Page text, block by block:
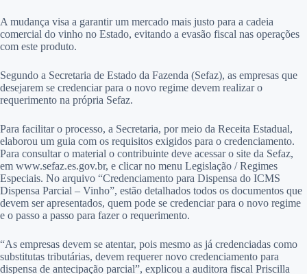
A mudança visa a garantir um mercado mais justo para a cadeia
comercial do vinho no Estado, evitando a evasão fiscal nas operações
com este produto.
Segundo a Secretaria de Estado da Fazenda (Sefaz), as empresas que
desejarem se credenciar para o novo regime devem realizar o
requerimento na própria Sefaz.
Para facilitar o processo, a Secretaria, por meio da Receita Estadual,
elaborou um guia com os requisitos exigidos para o credenciamento.
Para consultar o material o contribuinte deve acessar o site da Sefaz,
em www.sefaz.es.gov.br, e clicar no menu Legislação / Regimes
Especiais. No arquivo “Credenciamento para Dispensa do ICMS
Dispensa Parcial – Vinho”, estão detalhados todos os documentos que
devem ser apresentados, quem pode se credenciar para o novo regime
e o passo a passo para fazer o requerimento.
“As empresas devem se atentar, pois mesmo as já credenciadas como
substitutas tributárias, devem requerer novo credenciamento para
dispensa de antecipação parcial”, explicou a auditora fiscal Priscilla